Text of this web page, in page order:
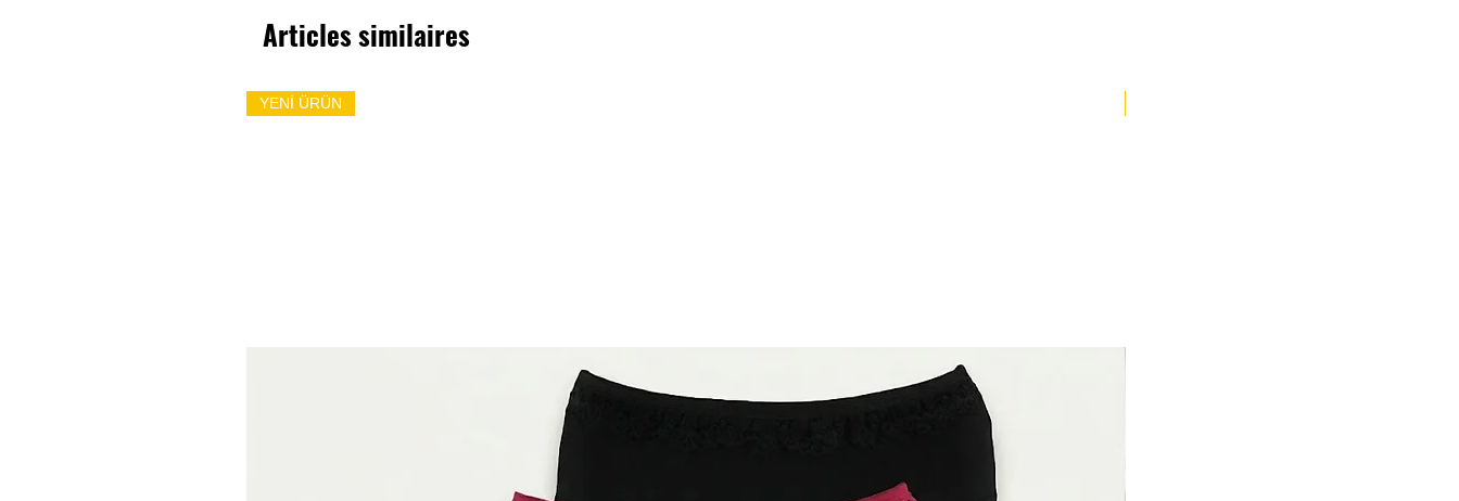
Articles similaires
YENİ ÜRÜN